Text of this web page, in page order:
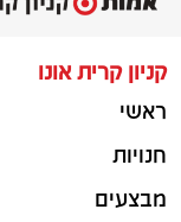
קניון קרית אונו
ראשי
חנויות
מבצעים